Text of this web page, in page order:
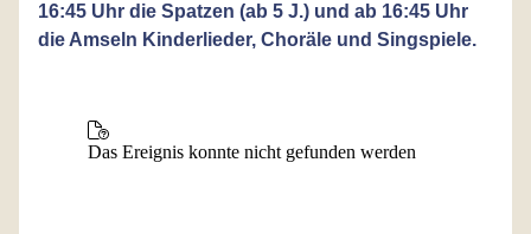
16:45 Uhr die Spatzen (ab 5 J.) und ab 16:45 Uhr
die Amseln Kinderlieder, Choräle und Singspiele.